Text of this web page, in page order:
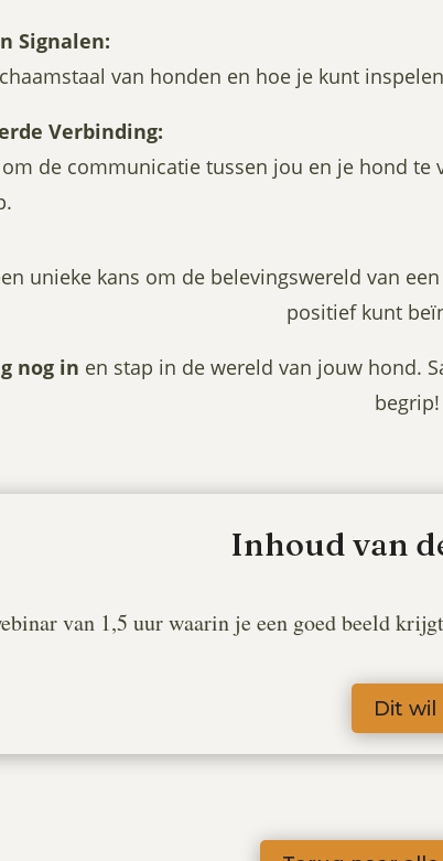
Signalen:
van honden en hoe je kunt
Verbinding:
de communicatie tussen jou en je hond
unieke kans om de belevingswereld van
positief kunt
nog in en stap in de wereld van jouw hond.
begrip!
Inhoud van
van 1,5 uur waarin je een goed beeld
Dit wil